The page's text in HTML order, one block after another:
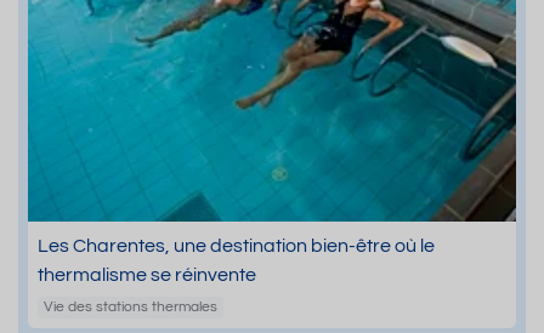
Les Charentes, une destination bien-être où le
thermalisme se réinvente
Vie des stations thermales